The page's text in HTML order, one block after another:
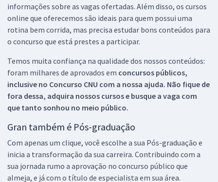
informações sobre as vagas ofertadas. Além disso, os cursos
online que oferecemos são ideais para quem possui uma
rotina bem corrida, mas precisa estudar bons conteúdos para
o concurso que está prestes a participar.
Temos muita confiança na qualidade dos nossos conteúdos:
foram milhares de aprovados em concursos públicos,
inclusive no Concurso CNU com a nossa ajuda. Não fique de
fora dessa, adquira nossos cursos e busque a vaga com
que tanto sonhou no meio público.
Gran também é Pós-graduação
Com apenas um clique, você escolhe a sua Pós-graduação e
inicia a transformação da sua carreira. Contribuindo com a
sua jornada rumo a aprovação no concurso público que
almeja, e já com o título de especialista em sua área.